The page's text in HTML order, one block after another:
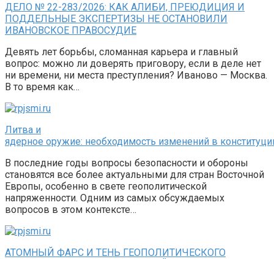
ДЕЛО № 22-283/2026: КАК АЛИБИ, ПРЕЮДИЦИЯ И
ПОДДЕЛЬНЫЕ ЭКСПЕРТИЗЫ НЕ ОСТАНОВИЛИ
ИВАНОВСКОЕ ПРАВОСУДИЕ
Девять лет борьбы, сломанная карьера и главный
вопрос: можно ли доверять приговору, если в деле нет
ни времени, ни места преступления? Иваново — Москва.
В то время как…
Литва и
ядерное оружие: необходимость изменений в
В последние годы вопросы безопасности и обороны
становятся все более актуальными для стран Восточной
Европы, особенно в свете геополитической
напряженности. Одним из самых обсуждаемых
вопросов в этом контексте…
АТОМНЫЙ ФАРС И ТЕНЬ ГЕОПОЛИТИЧЕСКОГО